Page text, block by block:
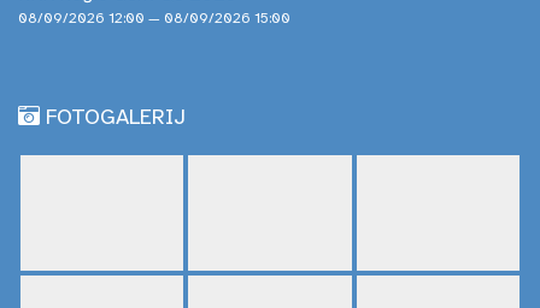
08/09/2026 12:00 — 08/09/2026 15:00
FOTOGALERIJ